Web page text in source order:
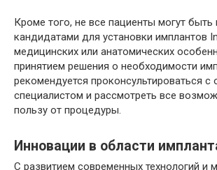
Кроме того, не все пациенты могут
кандидатами для установки имплантов
медицинских или анатомических
принятием решения о необходимости
рекомендуется проконсультироваться
специалистом и рассмотреть все
пользу от процедуры.
Инновации в области
С развитием современных технологий и